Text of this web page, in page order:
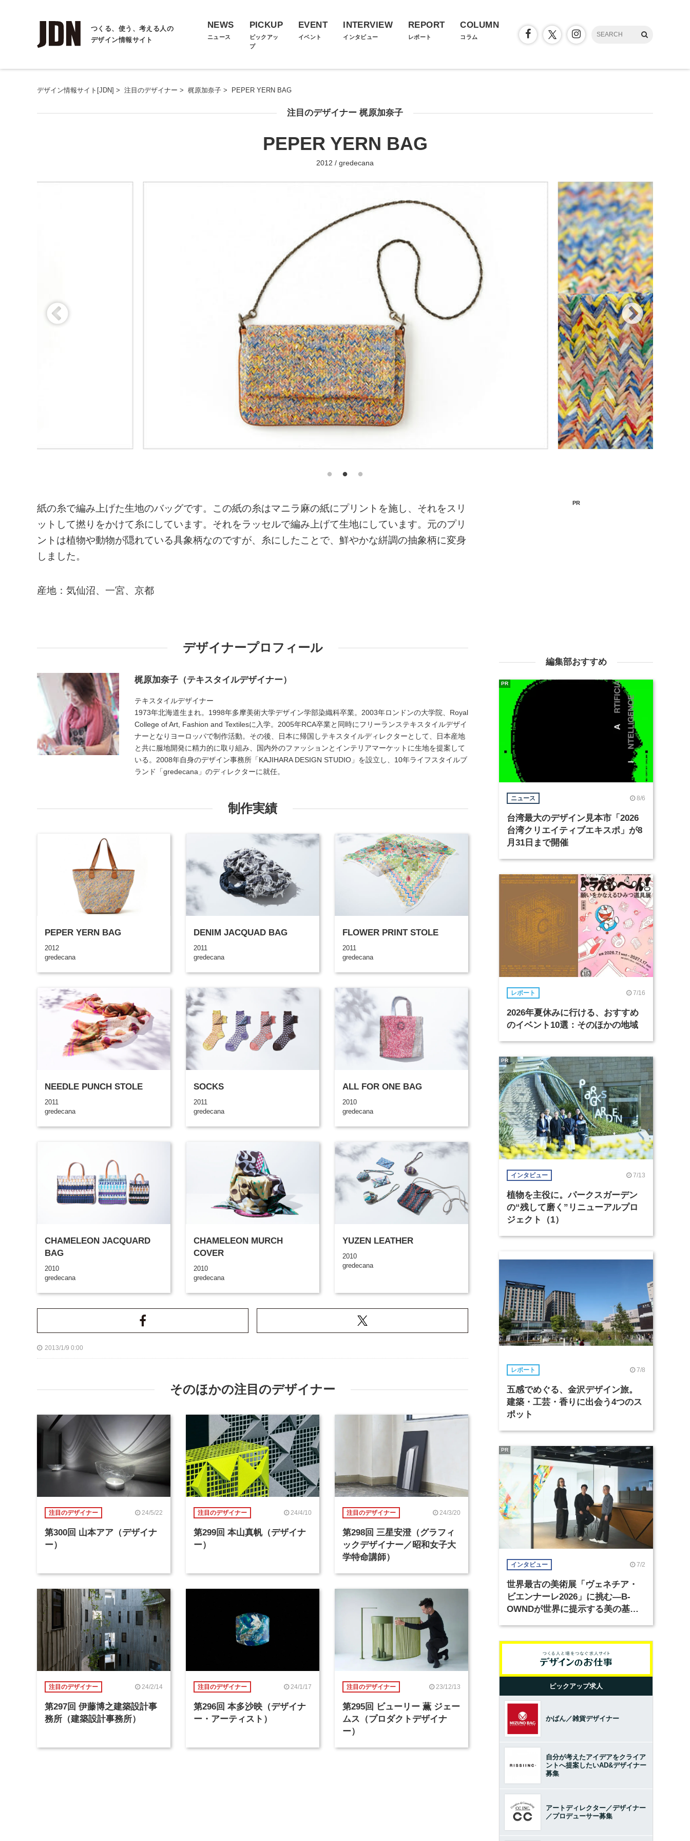
つくる、使う、考える人の
デザイン情報サイト
NEWS
ニュース
PICKUP
ピックアッ
プ
EVENT
イベント
INTERVIEW
インタビュー
REPORT
レポート
COLUMN
コラム
デザイン情報サイト[JDN] > 注目のデザイナー > 梶原加奈子 > PEPER YERN BAG
注目のデザイナー 梶原加奈子
PEPER YERN BAG
2012 / gredecana
紙の糸で編み上げた生地のバッグです。この紙の糸はマニラ麻の紙にプリントを施し、それをスリ
ットして撚りをかけて糸にしています。それをラッセルで編み上げて生地にしています。元のプリ
ントは植物や動物が隠れている具象柄なのですが、糸にしたことで、鮮やかな絣調の抽象柄に変身
しました。
産地：気仙沼、一宮、京都
デザイナープロフィール
梶原加奈子（テキスタイルデザイナー）
テキスタイルデザイナー
1973年北海道生まれ。1998年多摩美術大学デザイン学部染織科卒業。2003年ロンドンの大学院、Royal
College of Art, Fashion and Textilesに入学。2005年RCA卒業と同時にフリーランステキスタイルデザイ
ナーとなりヨーロッパで制作活動。その後、日本に帰国しテキスタイルディレクターとして、日本産地
と共に服地開発に精力的に取り組み、国内外のファッションとインテリアマーケットに生地を提案して
いる。2008年自身のデザイン事務所「KAJIHARA DESIGN STUDIO」を設立し、10年ライフスタイルブ
ランド「gredecana」のディレクターに就任。
制作実績
PEPER YERN BAG
2012
gredecana
DENIM JACQUAD BAG
2011
gredecana
FLOWER PRINT STOLE
2011
gredecana
NEEDLE PUNCH STOLE
2011
gredecana
SOCKS
2011
gredecana
ALL FOR ONE BAG
2010
gredecana
CHAMELEON JACQUARD
BAG
2010
gredecana
CHAMELEON MURCH
COVER
2010
gredecana
YUZEN LEATHER
2010
gredecana
2013/1/9 0:00
そのほかの注目のデザイナー
注目のデザイナー 24/5/22
第300回 山本アア（デザイナ
ー）
注目のデザイナー 24/4/10
第299回 本山真帆（デザイナ
ー）
注目のデザイナー 24/3/20
第298回 三星安澄（グラフィ
ックデザイナー／昭和女子大
学特命講師）
注目のデザイナー 24/2/14
第297回 伊藤博之建築設計事
務所（建築設計事務所）
注目のデザイナー 24/1/17
第296回 本多沙映（デザイナ
ー・アーティスト）
注目のデザイナー 23/12/13
第295回 ビューリー 薫 ジェー
ムス（プロダクトデザイナ
ー）
PR
編集部おすすめ
ニュース 8/6
台湾最大のデザイン見本市「2026
台湾クリエイティブエキスポ」が8
月31日まで開催
PR
レポート 7/16
2026年夏休みに行ける、おすすめ
のイベント10選：そのほかの地域
インタビュー 7/13
植物を主役に。パークスガーデン
の“残して磨く”リニューアルプロ
ジェクト（1）
PR
レポート 7/8
五感でめぐる、金沢デザイン旅。
建築・工芸・香りに出会う4つのス
ポット
インタビュー 7/2
世界最古の美術展「ヴェネチア・
ビエンナーレ2026」に挑む―B-
OWNDが世界に提示する美の基準
PR
ピックアップ求人
かばん／雑貨デザイナー
自分が考えたアイデアをクライア
ントへ提案したいAD&デザイナー
募集
アートディレクター／デザイナー
／プロデューサー募集